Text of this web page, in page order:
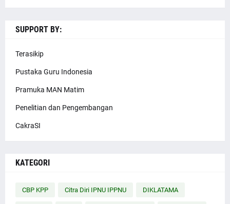
SUPPORT BY:
Terasikip
Pustaka Guru Indonesia
Pramuka MAN Matim
Penelitian dan Pengembangan
CakraSI
KATEGORI
CBP KPP Citra Diri IPNU IPPNU DIKLATAMA